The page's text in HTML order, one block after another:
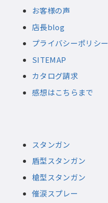
お客様の声
店長blog
プライバシーポリシー
SITEMAP
カタログ請求
感想はこちらまで
スタンガン
盾型スタンガン
槍型スタンガン
催涙スプレー